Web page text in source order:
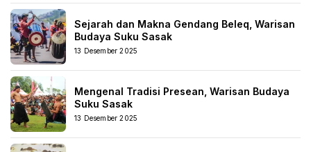
Sejarah dan Makna Gendang Beleq, Warisan
Budaya Suku Sasak
13 Desember 2025
Mengenal Tradisi Presean, Warisan Budaya
Suku Sasak
13 Desember 2025